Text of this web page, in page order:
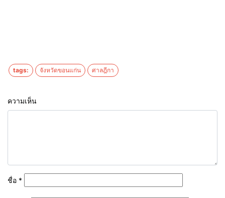
tags: จังหวัดขอนแก่น ศาลฎีกา
ความเห็น
ชื่อ *